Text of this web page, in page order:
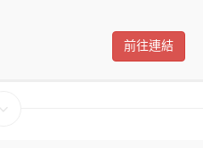
前往連結